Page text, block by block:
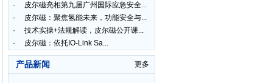
·
皮尔磁亮相第九届广州国际应急安全...
·
皮尔磁：聚焦氢能未来，功能安全与...
·
技术实操+法规解读，皮尔磁公开课...
·
皮尔磁：依托IO-Link Sa...
产品新闻 更多